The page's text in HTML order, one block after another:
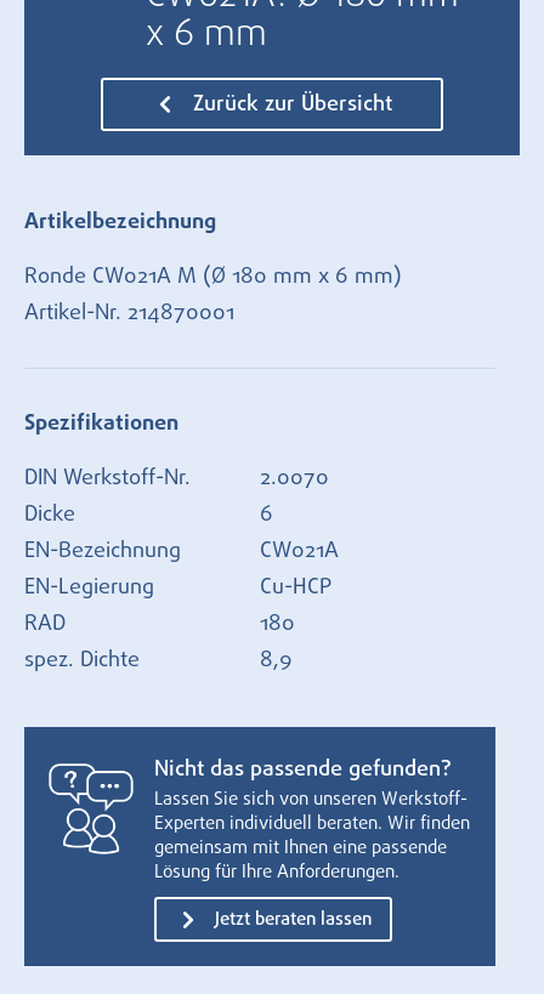
x 6 mm
Zurück zur Übersicht
Artikelbezeichnung
Ronde CW021A M (Ø 180 mm x 6 mm)
Artikel-Nr. 214870001
Spezifikationen
DIN Werkstoff-Nr.
2.0070
Dicke
6
EN-Bezeichnung
CW021A
EN-Legierung
Cu-HCP
RAD
180
spez. Dichte
8,9
Nicht das passende gefunden?
Lassen Sie sich von unseren Werkstoff-
Experten individuell beraten. Wir finden
gemeinsam mit Ihnen eine passende
Lösung für Ihre Anforderungen.
Jetzt beraten lassen